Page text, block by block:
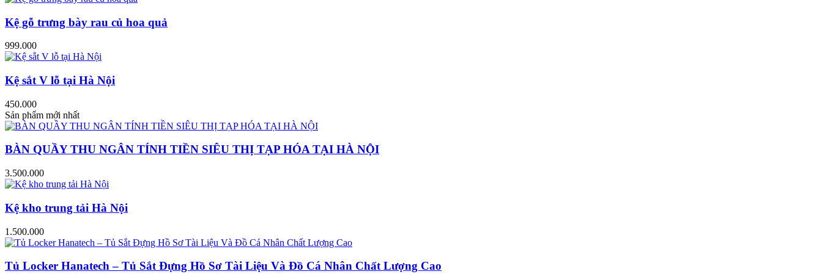
Kệ gỗ trưng bày rau củ hoa quả
999.000
Kệ sắt V lỗ tại Hà Nội
450.000
Sản phẩm mới nhất
BÀN QUẦY THU NGÂN TÍNH TIỀN SIÊU THỊ TẠP HÓA TẠI HÀ NỘI
3.500.000
Kệ kho trung tải Hà Nội
1.500.000
Tủ Locker Hanatech – Tủ Sắt Đựng Hồ Sơ Tài Liệu Và Đồ Cá Nhân Chất Lượng Cao